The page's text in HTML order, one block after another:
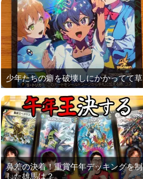
少年たちの癖を破壊しにかかってて草
鼻差の決着！重賞午年デッキングを制
した雄馬は？